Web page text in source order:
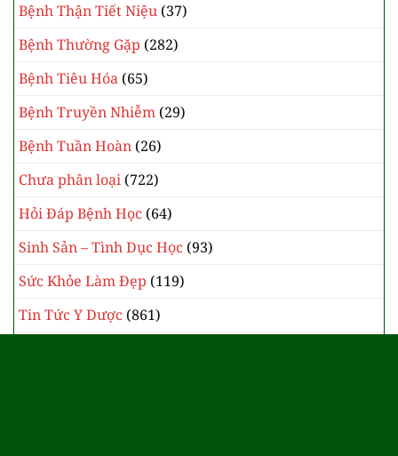
Bệnh Thận Tiết Niệu (37)
Bệnh Thường Gặp (282)
Bệnh Tiêu Hóa (65)
Bệnh Truyền Nhiễm (29)
Bệnh Tuần Hoàn (26)
Chưa phân loại (722)
Hỏi Đáp Bệnh Học (64)
Sinh Sản – Tình Dục Học (93)
Sức Khỏe Làm Đẹp (119)
Tin Tức Y Dược (861)